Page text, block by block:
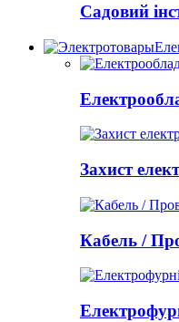
Садовий
Захист
Кабель /